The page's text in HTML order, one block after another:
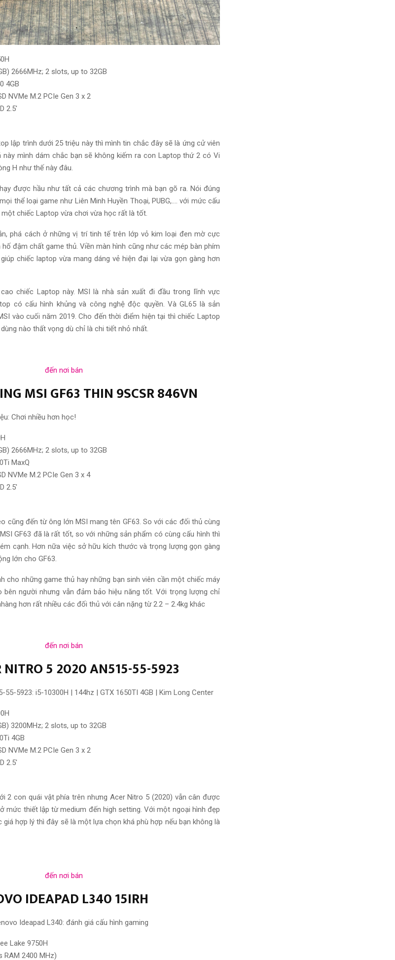
2666MHz; 2 slots, up to 32GB
4GB
NVMe M.2 PCIe Gen 3 x 2
2.5′
lập trình dưới 25 triệu này thì mình tin chắc đây sẽ là ứng cử viên
này mình dám chắc bạn sẽ không kiếm ra con Laptop thứ 2 có Vi
H như thế này đâu.
được hầu như tất cả các chương trình mà bạn gõ ra. Nói đúng
thể loại game như Liên Minh Huyền Thoại, PUBG,…. với mức cấu
chiếc Laptop vừa chơi vừa học rất là tốt.
phá cách ở những vị trí tinh tế trên lớp vỏ kim loại đen mờ cực
đậm chất game thủ. Viền màn hình cũng như các mép bàn phím
chiếc laptop vừa mang dáng vẻ hiện đại lại vừa gọn gàng hơn
chiếc Laptop này. MSI là nhà sản xuất đi đầu trong lĩnh vực
có cấu hình khủng và công nghệ độc quyền. Và GL65 là sản
vào cuối năm 2019. Cho đến thời điểm hiện tại thì chiếc Laptop
nào thất vọng dù chỉ là chi tiết nhỏ nhất.
đến nơi bán
MSI GF63 THIN 9SCSR 846VN
2666MHz; 2 slots, up to 32GB
MaxQ
NVMe M.2 PCIe Gen 3 x 4
2.5′
cũng đến từ ông lớn MSI mang tên GF63. So với các đối thủ cùng
GF63 đã là rất tốt, so với những sản phẩm có cùng cấu hình thì
cạnh. Hơn nữa việc sở hữu kích thước và trọng lượng gọn gàng
lớn cho GF63.
cho những game thủ hay những bạn sinh viên cần một chiếc máy
bên người nhưng vẫn đảm bảo hiệu năng tốt. Với trọng lượng chỉ
hơn rất nhiều các đối thủ với cân nặng từ 2.2 – 2.4kg khác
đến nơi bán
NITRO 5 2020 AN515-55-5923
3200MHz; 2 slots, up to 32GB
4GB
NVMe M.2 PCIe Gen 3 x 2
2.5′
2 con quái vật phía trên nhưng Acer Nitro 5 (2020) vẫn cân được
mức thiết lập từ medium đến high setting. Với một ngoại hình đẹp
hợp lý thì đây sẽ là một lựa chọn khá phù hợp nếu bạn không là
đến nơi bán
IDEAPAD L340 15IRH
Lake 9750H
RAM 2400 MHz)